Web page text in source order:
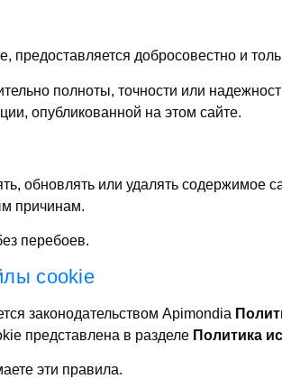
предоставляется добросовестно и
полноты, точности или
опубликованной на этом сайте.
обновлять или удалять содержимое
причинам.
перебоев.
cookie
законодательством Apimondia
представлена в разделе Политика
эти правила.